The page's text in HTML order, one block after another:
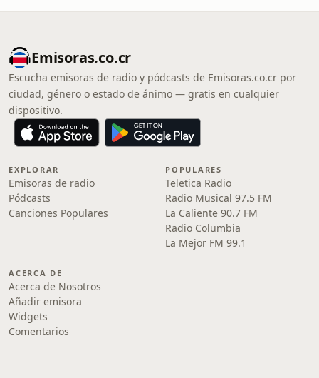
Emisoras.co.cr
Escucha emisoras de radio y pódcasts de Emisoras.co.cr por
ciudad, género o estado de ánimo — gratis en cualquier
dispositivo.
EXPLORAR
Emisoras de radio
Pódcasts
Canciones Populares
POPULARES
Teletica Radio
Radio Musical 97.5 FM
La Caliente 90.7 FM
Radio Columbia
La Mejor FM 99.1
ACERCA DE
Acerca de Nosotros
Añadir emisora
Widgets
Comentarios